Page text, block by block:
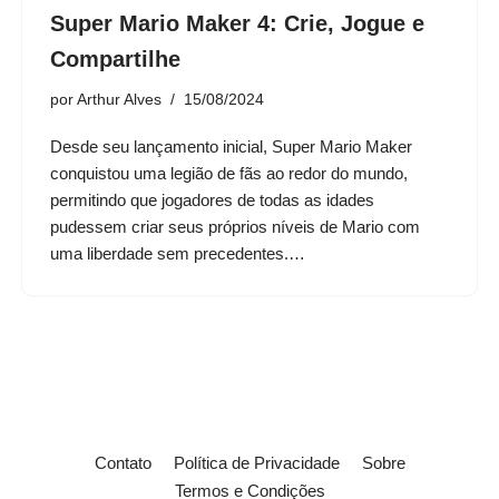
Super Mario Maker 4: Crie, Jogue e
Compartilhe
por Arthur Alves 15/08/2024
Desde seu lançamento inicial, Super Mario Maker
conquistou uma legião de fãs ao redor do mundo,
permitindo que jogadores de todas as idades
pudessem criar seus próprios níveis de Mario com
uma liberdade sem precedentes.…
Contato Política de Privacidade
Sobre
Termos e Condições